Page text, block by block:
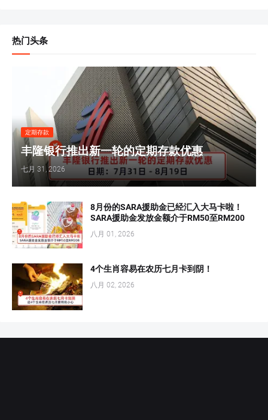
热门头条
定期存款
丰隆银行推出新一轮的定期存款优惠
七月 31, 2026
8月份的SARA援助金已经汇入大马卡啦！
SARA援助金发放金额介于RM50至RM200
八月 01, 2026
4个生肖容易在农历七月卡到阴！
八月 02, 2026